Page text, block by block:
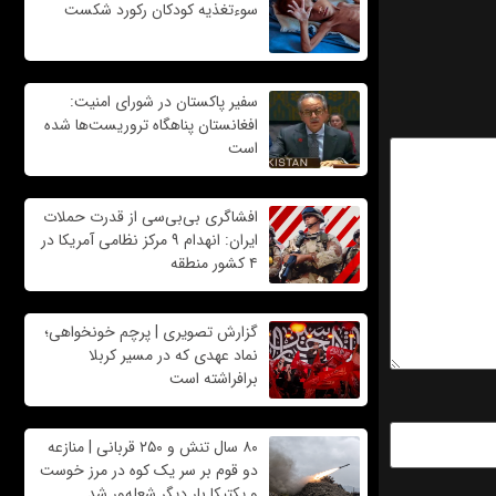
سوءتغذیه کودکان رکورد شکست
سفیر پاکستان در شورای امنیت:
افغانستان پناهگاه تروریست‌ها شده
است
افشاگری بی‌بی‌سی از قدرت حملات
ایران: انهدام ۹ مرکز نظامی آمریکا در
۴ کشور منطقه
گزارش تصویری | پرچم خونخواهی؛
نماد عهدی که در مسیر کربلا
برافراشته است
۸۰ سال تنش و ۲۵۰ قربانی | منازعه
دو قوم بر سر یک کوه در مرز خوست